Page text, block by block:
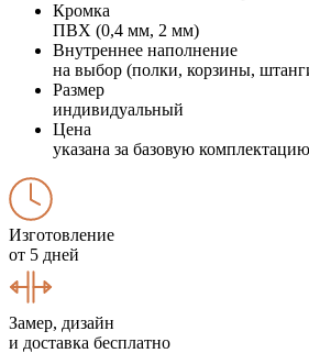
Кромка
ПВХ (0,4 мм, 2 мм)
Внутреннее наполнение
на выбор (полки, корзины,
Размер
индивидуальный
Цена
указана за базовую комплектацию
Изготовление
от 5 дней
Замер, дизайн
и доставка бесплатно